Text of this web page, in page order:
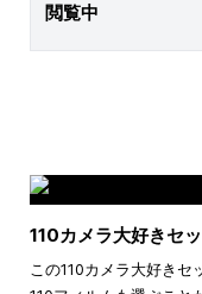
閲覧中
110カメラ大好きセ
この110カメラ大好き